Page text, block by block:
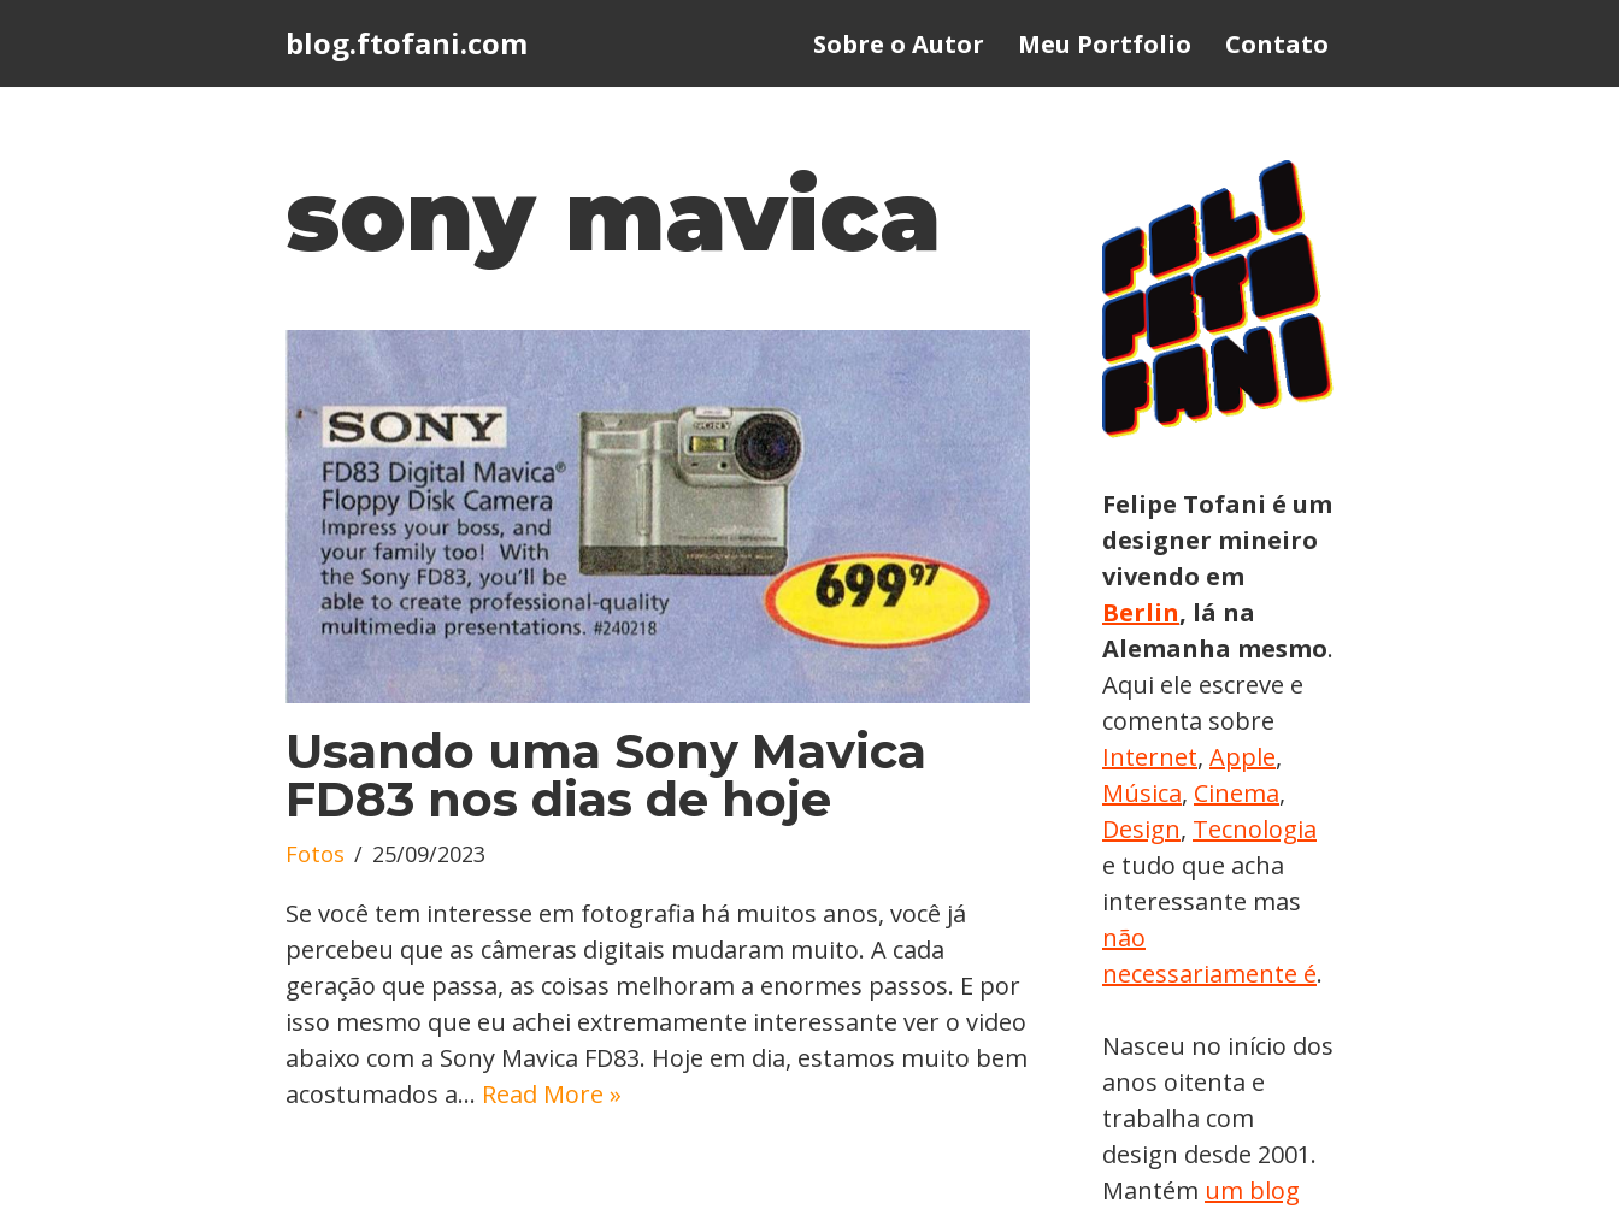
blog.ftofani.com Sobre o Autor Meu Portfolio Contato
sony mavica
Usando uma Sony Mavica
FD83 nos dias de hoje
Fotos 25/09/2023
Se você tem interesse em fotografia há muitos anos, você já
percebeu que as câmeras digitais mudaram muito. A cada
geração que passa, as coisas melhoram a enormes passos. E por
isso mesmo que eu achei extremamente interessante ver o video
abaixo com a Sony Mavica FD83. Hoje em dia, estamos muito bem
acostumados a… Read More »
Felipe Tofani é um
designer mineiro
vivendo em
Berlin, lá na
Alemanha mesmo.
Aqui ele escreve e
comenta sobre
Internet, Apple,
Música, Cinema,
Design, Tecnologia
e tudo que acha
interessante mas
não
necessariamente é.
Nasceu no início dos
anos oitenta e
trabalha com
design desde 2001.
Mantém um blog